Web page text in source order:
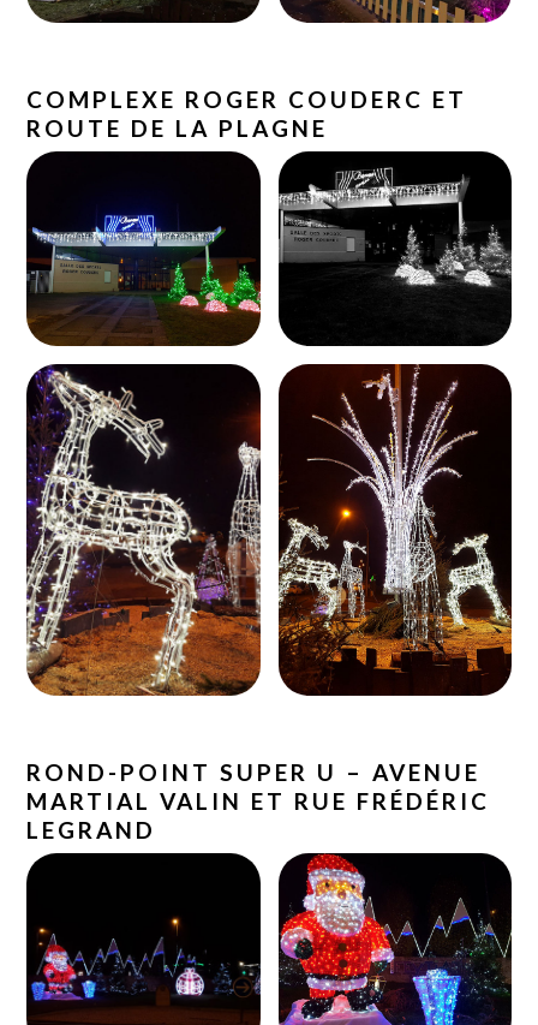
COMPLEXE ROGER COUDERC ET
ROUTE DE LA PLAGNE
ROND-POINT SUPER U – AVENUE
MARTIAL VALIN ET RUE FRÉDÉRIC
LEGRAND